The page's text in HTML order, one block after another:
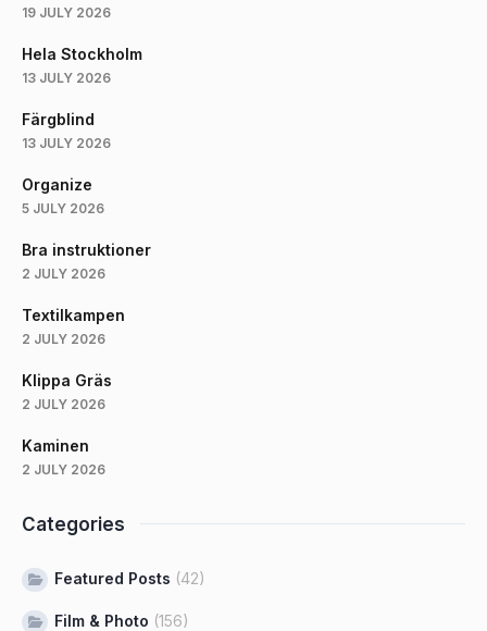
19 JULY 2026
Hela Stockholm
13 JULY 2026
Färgblind
13 JULY 2026
Organize
5 JULY 2026
Bra instruktioner
2 JULY 2026
Textilkampen
2 JULY 2026
Klippa Gräs
2 JULY 2026
Kaminen
2 JULY 2026
Categories
Featured Posts (42)
Film & Photo (156)